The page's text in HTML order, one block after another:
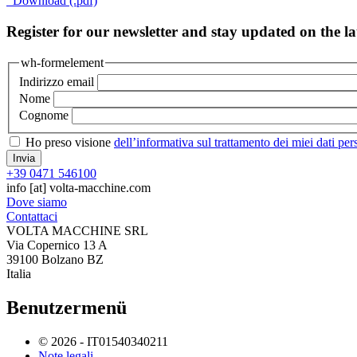
Register for our newsletter and stay updated on the
wh-formelement
Indirizzo email
Nome
Cognome
Ho preso visione dell’informativa sul trattamento dei miei dati
+39 0471 546100
info [at] volta-macchine.com
Dove siamo
Contattaci
VOLTA MACCHINE SRL
Via Copernico 13 A
39100 Bolzano BZ
Italia
Benutzermenü
© 2026 - IT01540340211